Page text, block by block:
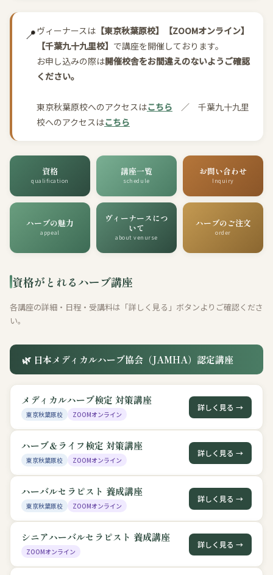
📍 ヴィーナースは 【東京秋葉原校】【ZOOMオンライン】
【千葉九十九里校】 で講座を開催しております。
お申し込みの際は開催校舎をお間違えのないようご確認
ください。
東京秋葉原校へのアクセスはこちら ／ 千葉九十九里
校へのアクセスはこちら
資格
qualification
講座一覧
schedule
お問い合わせ
Inquiry
ハーブの魅力
appeal
ヴィーナースにつ
いて
about venurse
ハーブのご注文
order
資格がとれるハーブ講座
各講座の詳細・日程・受講料は「詳しく見る」ボタンよりご確認くださ
い。
🌿 日本メディカルハーブ協会（JAMHA）認定講座
メディカルハーブ検定 対策講座
東京秋葉原校 ZOOMオンライン
詳しく見る →
ハーブ＆ライフ検定 対策講座
東京秋葉原校 ZOOMオンライン
詳しく見る →
ハーバルセラピスト 養成講座
東京秋葉原校 ZOOMオンライン
詳しく見る →
シニアハーバルセラピスト 養成講座
ZOOMオンライン
詳しく見る →